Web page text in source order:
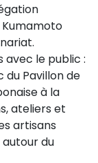
avec le public :
du Pavillon de
à la
ateliers et
artisans
du